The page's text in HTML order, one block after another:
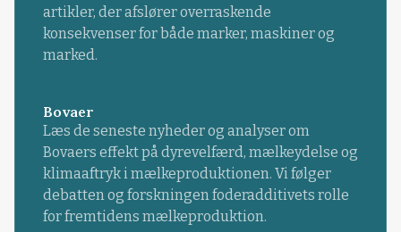
artikler, der afslører overraskende
konsekvenser for både marker, maskiner og
marked.
Bovaer
Læs de seneste nyheder og analyser om
Bovaers effekt på dyrevelfærd, mælkeydelse og
klimaaftryk i mælkeproduktionen. Vi følger
debatten og forskningen foderadditivets rolle
for fremtidens mælkeproduktion.